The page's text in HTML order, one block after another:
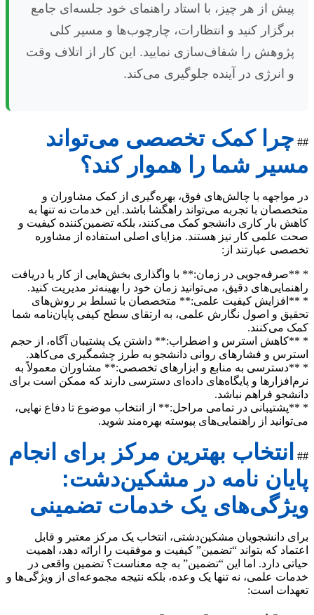
پیش از هر چیز، با استاد راهنمای خود جلسه‌ای جامع
برگزار کنید و انتظارات، چارچوب‌ها و مسیر کلی
پژوهش را شفاف‌سازی نمایید. این کار از اتلاف وقت
و انرژی در آینده جلوگیری می‌کند.
## چرا کمک تخصصی می‌تواند
مسیر شما را هموار کند؟
در مواجهه با چالش‌های فوق، بهره‌گیری از کمک مشاوران و
متخصصان با تجربه می‌تواند راهگشا باشد. این خدمات نه تنها به
کاهش بار کاری دانشجو کمک می‌کنند، بلکه تضمین‌کننده کیفیت و
صحت علمی کار نیز هستند. مزایای اصلی استفاده از مشاوره
تخصصی عبارتند از:
* **صرفه‌جویی در زمان:** با واگذاری بخش‌هایی از کار یا دریافت
راهنمایی‌های دقیق، می‌توانید زمان خود را بهینه‌تر مدیریت کنید.
* **افزایش کیفیت علمی:** متخصصان با تسلط بر روش‌های
تحقیق و اصول نگارش علمی، به ارتقای سطح کیفی پایان‌نامه شما
کمک می‌کنند.
* **کاهش استرس و اضطراب:** داشتن یک پشتیبان آگاه، از حجم
استرس و فشارهای روانی دانشجو به طرز چشمگیری می‌کاهد.
* **دسترسی به منابع و ابزارهای تخصصی:** مشاوران معمولاً به
نرم‌افزارها و پایگاه‌های داده‌ای دسترسی دارند که ممکن است برای
دانشجو فراهم نباشد.
* **پشتیبانی در تمامی مراحل:** از انتخاب موضوع تا دفاع نهایی،
می‌توانید از راهنمایی‌های پیوسته بهره‌مند شوید.
##
انتخاب بهترین مرکز برای انجام
پایان نامه در مشکین‌دشت:
ویژگی‌های یک خدمات تضمینی
برای دانشجویان مشکین‌دشتی، انتخاب یک مرکز معتبر و قابل
اعتماد که بتواند “تضمین” کیفیت و موفقیت را ارائه دهد، اهمیت
حیاتی دارد. اما این “تضمین” به چه معناست؟ تضمین واقعی در
خدمات علمی، نه تنها یک وعده، بلکه نتیجه مجموعه‌ای از ویژگی‌ها و
تعهدات است: